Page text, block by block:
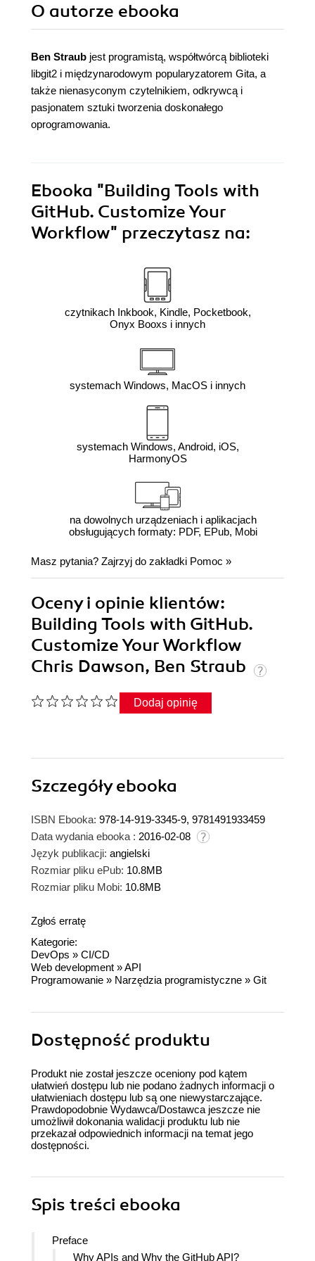
O autorze ebooka
Ben Straub jest programistą, współtwórcą biblioteki
libgit2 i międzynarodowym popularyzatorem Gita, a
także nienasyconym czytelnikiem, odkrywcą i
pasjonatem sztuki tworzenia doskonałego
oprogramowania.
Ebooka "Building Tools with
GitHub. Customize Your
Workflow" przeczytasz na:
czytnikach Inkbook, Kindle, Pocketbook,
Onyx Booxs i innych
systemach Windows, MacOS i innych
systemach Windows, Android, iOS,
HarmonyOS
na dowolnych urządzeniach i aplikacjach
obsługujących formaty: PDF, EPub, Mobi
Masz pytania? Zajrzyj do zakładki Pomoc »
Oceny i opinie klientów:
Building Tools with GitHub.
Customize Your Workflow
Chris Dawson, Ben Straub
Dodaj opinię
Szczegółyebooka
ISBN Ebooka: 978-14-919-3345-9, 9781491933459
Data wydania ebooka : 2016-02-08
Język publikacji: angielski
Rozmiar pliku ePub: 10.8MB
Rozmiar pliku Mobi: 10.8MB
Zgłoś erratę
Kategorie:
DevOps » CI/CD
Web development »API
Programowanie » Narzędzia programistyczne » Git
Dostępność produktu
Produkt nie został jeszcze oceniony pod kątem
ułatwień dostępu lub nie podano żadnych informacji o
ułatwieniach dostępu lub są one niewystarczające.
Prawdopodobnie Wydawca/Dostawca jeszcze nie
umożliwił dokonania walidacji produktu lub nie
przekazał odpowiednich informacji na temat jego
dostępności.
Spis treści ebooka
Preface
Why APIs and Why the GitHub API?